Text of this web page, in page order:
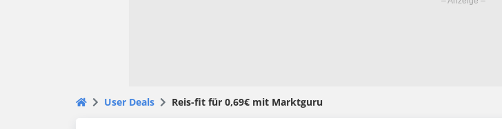
User Deals Reis-fit für 0,69€ mit Marktguru